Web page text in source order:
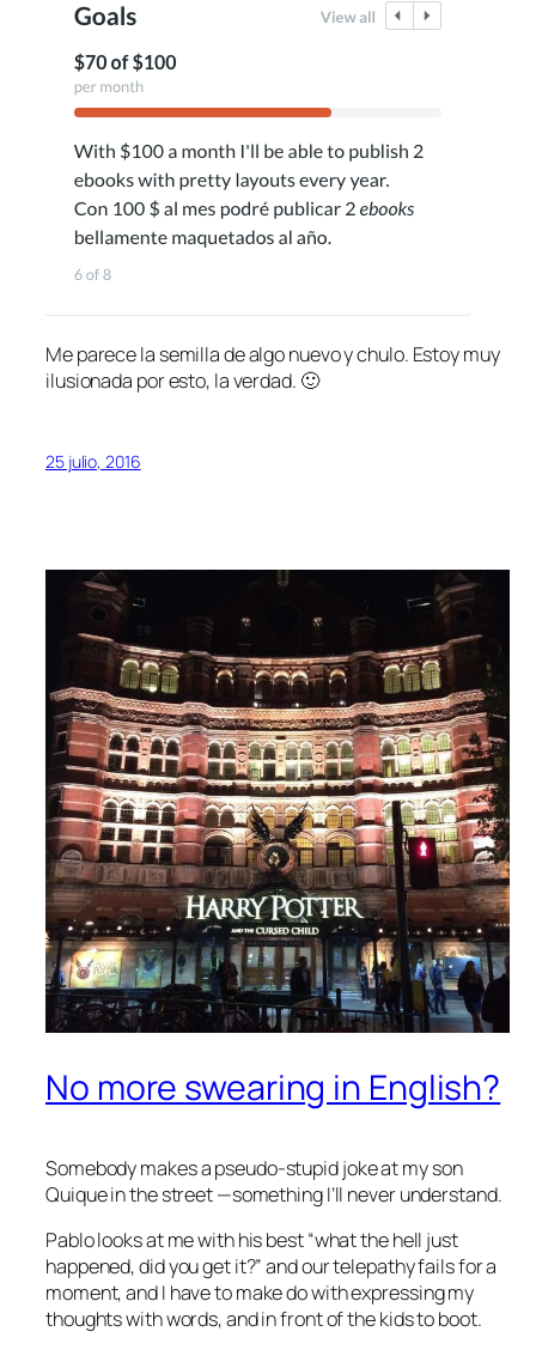
Me parece la semilla de algo nuevo y chulo. Estoy muy
ilusionada por esto, la verdad. 🙂
25 julio, 2016
No more swearing in English?
Somebody makes a pseudo-stupid joke at my son
Quique in the street —something I’ll never understand.
Pablo looks at me with his best “what the hell just
happened, did you get it?” and our telepathy fails for a
moment, and I have to make do with expressing my
thoughts with words, and in front of the kids to boot.